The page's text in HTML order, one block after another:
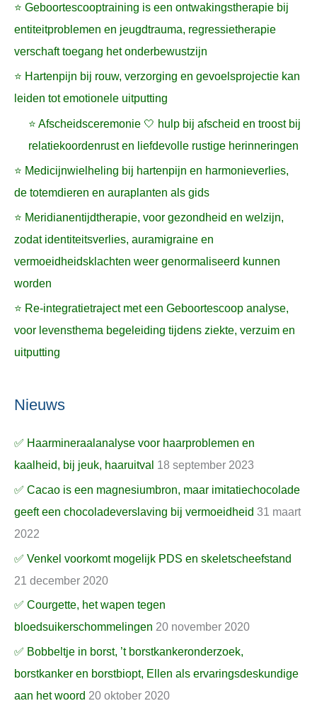
⭐ Geboortescooptraining is een ontwakingstherapie bij
entiteitproblemen en jeugdtrauma, regressietherapie
verschaft toegang het onderbewustzijn
⭐ Hartenpijn bij rouw, verzorging en gevoelsprojectie kan
leiden tot emotionele uitputting
⭐ Afscheidsceremonie 🤍 hulp bij afscheid en troost bij
relatiekoordenrust en liefdevolle rustige herinneringen
⭐ Medicijnwielheling bij hartenpijn en harmonieverlies,
de totemdieren en auraplanten als gids
⭐ Meridianentijdtherapie, voor gezondheid en welzijn,
zodat identiteitsverlies, auramigraine en
vermoeidheidsklachten weer genormaliseerd kunnen
worden
⭐ Re-integratietraject met een Geboortescoop analyse,
voor levensthema begeleiding tijdens ziekte, verzuim en
uitputting
Nieuws
✅ Haarmineraalanalyse voor haarproblemen en
kaalheid, bij jeuk, haaruitval 18 september 2023
✅ Cacao is een magnesiumbron, maar imitatiechocolade
geeft een chocoladeverslaving bij vermoeidheid 31 maart
2022
✅ Venkel voorkomt mogelijk PDS en skeletscheefstand
21 december 2020
✅ Courgette, het wapen tegen
bloedsuikerschommelingen 20 november 2020
✅ Bobbeltje in borst, ’t borstkankeronderzoek,
borstkanker en borstbiopt, Ellen als ervaringsdeskundige
aan het woord 20 oktober 2020